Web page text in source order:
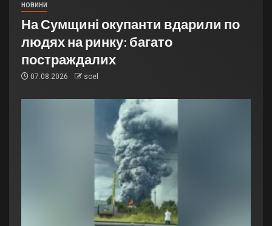
НОВИНИ
На Сумщині окупанти вдарили по
людях на ринку: багато
постраждалих
07.08.2026 soel